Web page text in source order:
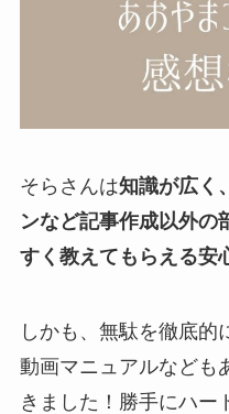
そらさんは知識が広く
ンなど記事作成以外の
すく教えてもらえる安
しかも、無駄を徹底的
動画マニュアルなども
きました！勝手にハー